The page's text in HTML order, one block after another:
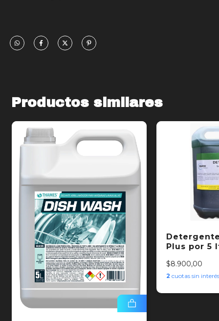
Productos similares
Plus por 5
$8.900,00
2 cuotas sin